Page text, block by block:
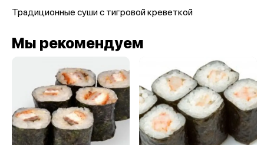
Традиционные суши с тигровой креветкой
Мы рекомендуем